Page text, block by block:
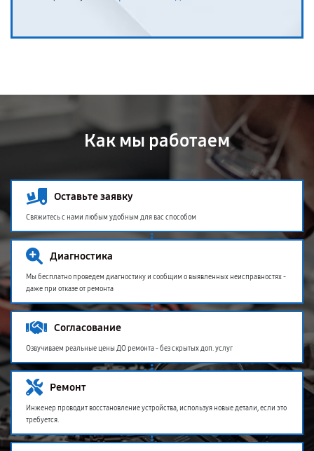
Как мы работаем
Оставьте заявку
Свяжитесь с нами любым удобным для вас способом
Диагностика
Мы бесплатно проведем диагностику и сообщим о выявленных неисправностях -
даже при отказе от ремонта
Согласование
Озвучиваем реальные цены ДО ремонта - без скрытых доп. услуг
Ремонт
Инженер проводит восстановление устройства, используя новые детали, если это
требуется.